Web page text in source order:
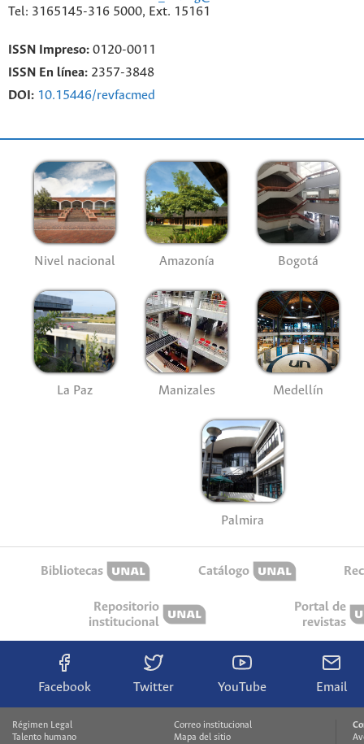
Tel: 3165145-316 5000, Ext. 15161
ISSN Impreso: 0120-0011
ISSN En línea: 2357-3848
DOI: 10.15446/revfacmed
Nivel nacional Amazonía Bogotá
La Paz Manizales Medellín
Palmira
Bibliotecas Catálogo
Repositorio
institucional
Portal de
revistas
Facebook Twitter YouTube Email
Régimen Legal
Talento humano
Correo institucional
Mapa del sitio